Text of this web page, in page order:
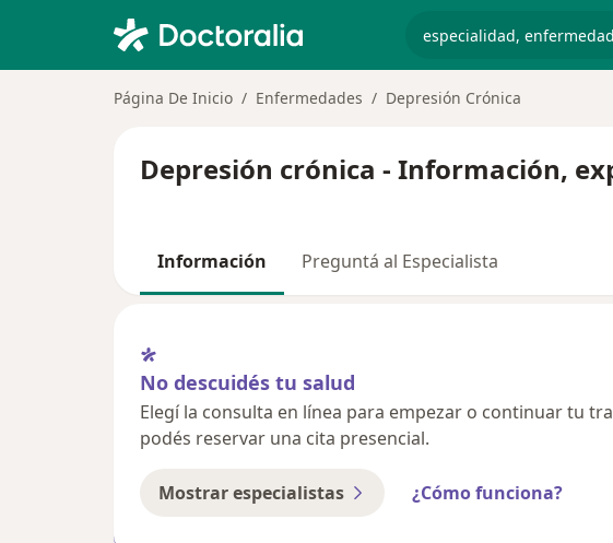
Página De Inicio Enfermedades Depresión Crónica
Depresión crónica - Información,
Información Preguntá al Especialista
No descuidés tu salud
Elegí la consulta en línea para empezar o continuar tu
podés reservar una cita presencial.
Mostrar especialistas ¿Cómo funciona?